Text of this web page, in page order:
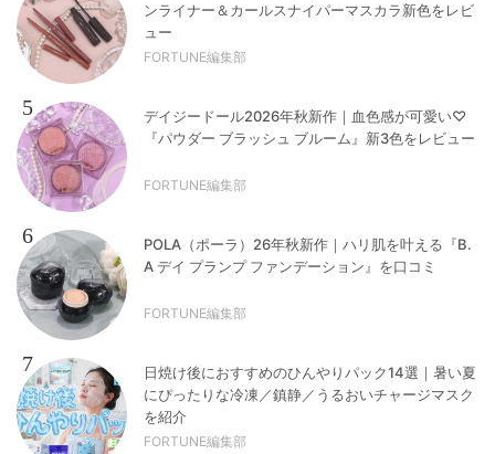
ンライナー＆カールスナイパーマスカラ新色をレビ
ュー
FORTUNE編集部
5
デイジードール2026年秋新作｜血色感が可愛い♡
『パウダー ブラッシュ ブルーム』新3色をレビュー
FORTUNE編集部
6
POLA（ポーラ）26年秋新作｜ハリ肌を叶える『B.
A デイ プランプ ファンデーション』を口コミ
FORTUNE編集部
7
日焼け後におすすめのひんやりパック14選｜暑い夏
にぴったりな冷凍／鎮静／うるおいチャージマスク
を紹介
FORTUNE編集部